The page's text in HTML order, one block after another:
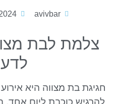
avivbar
צלמת לבת
חגיגת בת מצווה היא
להרגיש כוכבת ליום אחד.